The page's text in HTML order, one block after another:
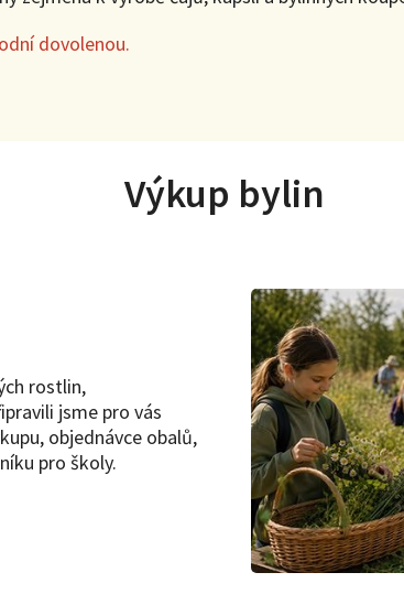
dovolenou.
Výkup bylin
rostlin,
jsme pro vás
objednávce obalů,
pro školy.